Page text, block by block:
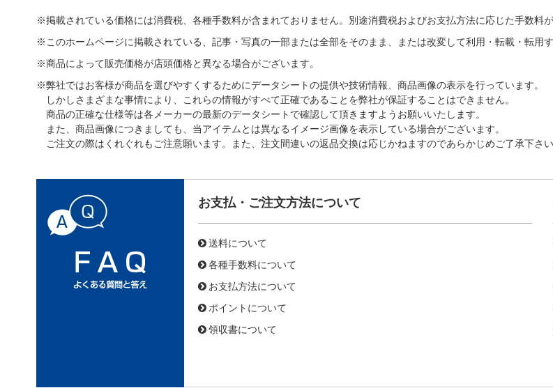
※掲載されている価格には消費税、各種手数料が含まれておりません。別途消費税およびお支払方法に応じた手数料が
※このホームページに掲載されている、記事・写真の一部または全部をそのまま、または改変して利用・転載・転用す
※商品によって販売価格が店頭価格と異なる場合がございます。
※弊社ではお客様が商品を選びやすくするためにデータシートの提供や技術情報、商品画像の表示を行っています。
しかしさまざまな事情により、これらの情報がすべて正確であることを弊社が保証することはできません。
商品の正確な仕様等は各メーカーの最新のデータシートで確認して頂きますようお願いいたします。
また、商品画像につきましても、当アイテムとは異なるイメージ画像を表示している場合がございます。
ご注文の際はくれぐれもご注意願います。また、注文間違いの返品交換は応じかねますのであらかじめご了承下さい
お支払・ご注文方法について
送料について
各種手数料について
お支払方法について
ポイントについて
領収書について